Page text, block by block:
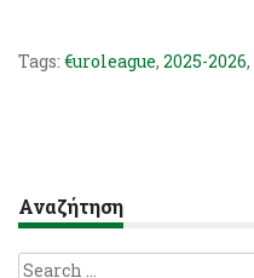
Tags: €uroleague, 2025-2026,
Αναζήτηση
Search